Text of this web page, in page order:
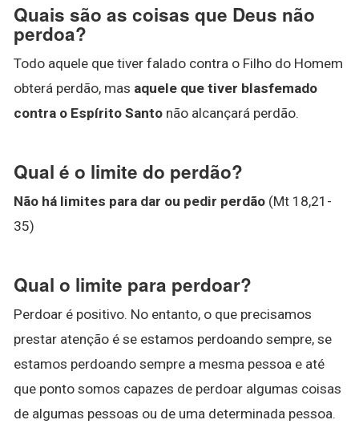
Quais são as coisas que Deus não
perdoa?
Todo aquele que tiver falado contra o Filho do Homem
obterá perdão, mas aquele que tiver blasfemado
contra o Espírito Santo não alcançará perdão.
Qual é o limite do perdão?
Não há limites para dar ou pedir perdão (Mt 18,21-
35)
Qual o limite para perdoar?
Perdoar é positivo. No entanto, o que precisamos
prestar atenção é se estamos perdoando sempre, se
estamos perdoando sempre a mesma pessoa e até
que ponto somos capazes de perdoar algumas coisas
de algumas pessoas ou de uma determinada pessoa.